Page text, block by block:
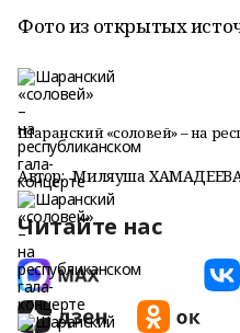
Фото из открытых
Шаранский «соловей» – на
Автор: Миляуша
Читайте нас